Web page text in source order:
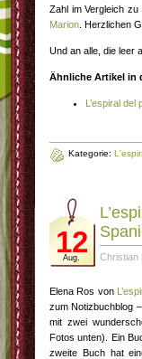
Zahl im Vergleich
Marion . Herzlichen
Und an alle, die leer
Ähnliche Artikel in
L’espiral
Kategorie:
12
Aug. Christian
Elena Ros von
zum Notizbuchblog
mit zwei
Fotos unten). Ein
zweite Buch hat